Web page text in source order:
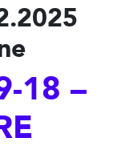
18 –